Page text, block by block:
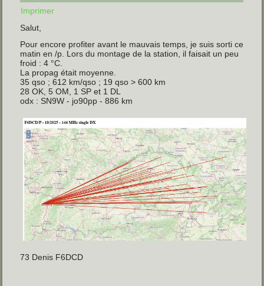
Imprimer
Salut,
Pour encore profiter avant le mauvais temps, je suis sorti ce
matin en /p. Lors du montage de la station, il faisait un peu
froid : 4 °C.
La propag était moyenne.
35 qso ; 612 km/qso ; 19 qso > 600 km
28 OK, 5 OM, 1 SP et 1 DL
odx : SN9W - jo90pp - 886 km
73 Denis F6DCD